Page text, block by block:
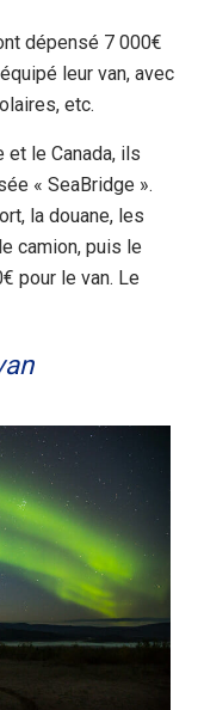
dépensé 7 000€
leur van, avec
etc.
et le Canada, ils
« SeaBridge ».
la douane, les
camion, puis le
pour le van. Le